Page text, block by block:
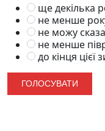
ще декілька
не менше
не можу
не менше
до кінця цієї